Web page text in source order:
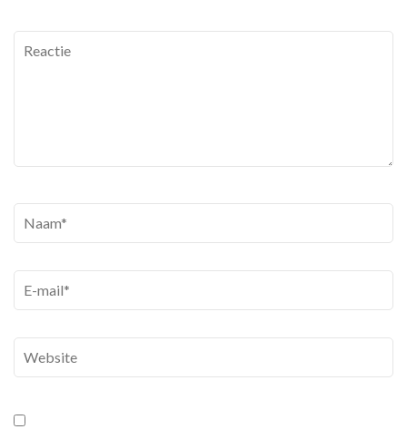
Reactie
Naam*
E-
mail*
Website